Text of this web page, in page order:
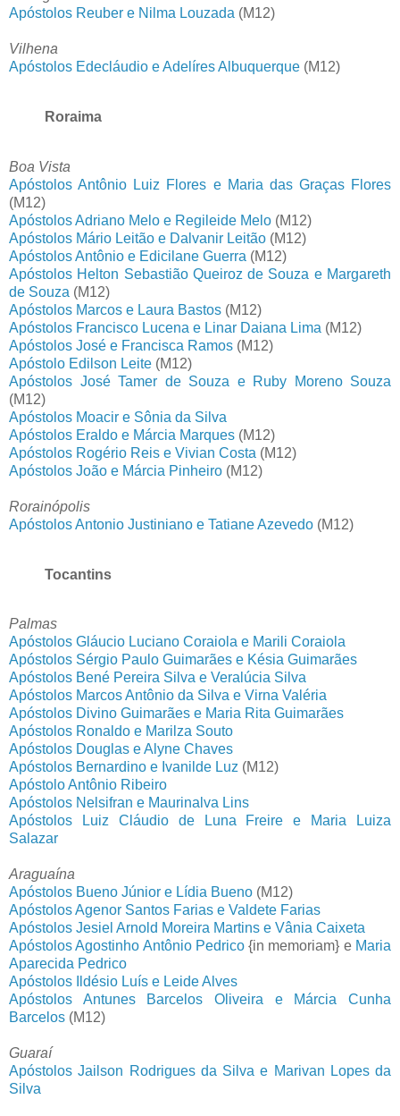
Apóstolos Reuber e Nilma Louzada (M12)
Vilhena
Apóstolos Edecláudio e Adelíres Albuquerque (M12)
Roraima
Boa Vista
Apóstolos Antônio Luiz Flores e Maria das Graças Flores
(M12)
Apóstolos Adriano Melo e Regileide Melo (M12)
Apóstolos Mário Leitão e Dalvanir Leitão (M12)
Apóstolos Antônio e Edicilane Guerra (M12)
Apóstolos Helton Sebastião Queiroz de Souza e Margareth
de Souza (M12)
Apóstolos Marcos e Laura Bastos (M12)
Apóstolos Francisco Lucena e Linar Daiana Lima (M12)
Apóstolos José e Francisca Ramos (M12)
Apóstolo Edilson Leite (M12)
Apóstolos José Tamer de Souza e Ruby Moreno Souza
(M12)
Apóstolos Moacir e Sônia da Silva
Apóstolos Eraldo e Márcia Marques (M12)
Apóstolos Rogério Reis e Vivian Costa (M12)
Apóstolos João e Márcia Pinheiro (M12)
Rorainópolis
Apóstolos Antonio Justiniano e Tatiane Azevedo (M12)
Tocantins
Palmas
Apóstolos Gláucio Luciano Coraiola e Marili Coraiola
Apóstolos Sérgio Paulo Guimarães e Késia Guimarães
Apóstolos Bené Pereira Silva e Veralúcia Silva
Apóstolos Marcos Antônio da Silva e Virna Valéria
Apóstolos Divino Guimarães e Maria Rita Guimarães
Apóstolos Ronaldo e Marilza Souto
Apóstolos Douglas e Alyne Chaves
Apóstolos Bernardino e Ivanilde Luz (M12)
Apóstolo Antônio Ribeiro
Apóstolos Nelsifran e Maurinalva Lins
Apóstolos Luiz Cláudio de Luna Freire e Maria Luiza
Salazar
Araguaína
Apóstolos Bueno Júnior e Lídia Bueno (M12)
Apóstolos Agenor Santos Farias e Valdete Farias
Apóstolos Jesiel Arnold Moreira Martins e Vânia Caixeta
Apóstolos Agostinho Antônio Pedrico{in memoriam} e Maria
Aparecida Pedrico
Apóstolos Ildésio Luís e Leide Alves
Apóstolos Antunes Barcelos Oliveira e Márcia Cunha
Barcelos (M12)
Guaraí
Apóstolos Jailson Rodrigues da Silva e Marivan Lopes da
Silva